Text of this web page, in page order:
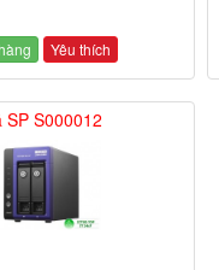
Yêu thích
SP S000012